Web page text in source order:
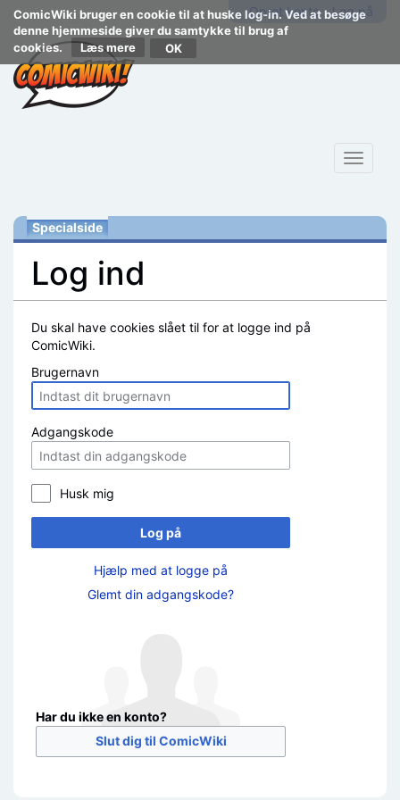
ComicWiki bruger en cookie til at huske log-in. Ved at besøge
denne hjemmeside giver du samtykke til brug af
cookies.
Læs mere
Opret konto Log på
Toggle
Specialside
Log ind
Du skal have cookies slået til for at logge ind på
ComicWiki.
Brugernavn
Adgangskode
Husk mig
Log på
Hjælp med at logge på
Glemt din adgangskode?
Har du ikke en konto?
Slut dig til ComicWiki